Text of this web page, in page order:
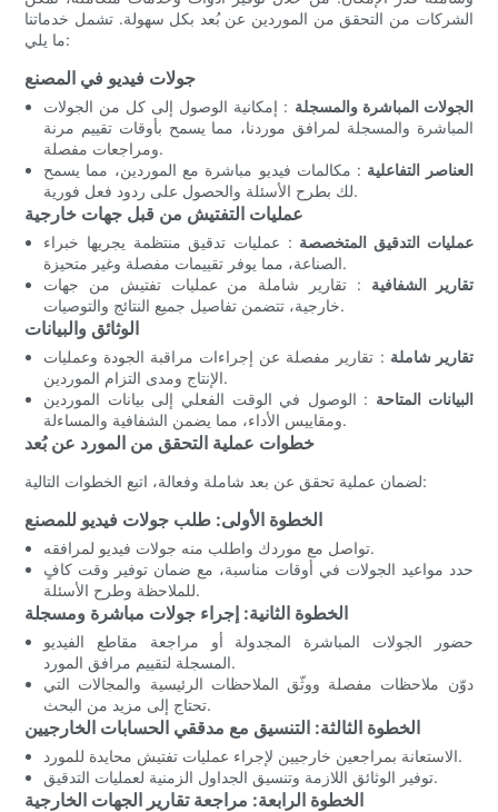
الشركات من التحقق من الموردين عن بُعد بكل سهولة. تشمل خدماتنا
ما يلي:
جولات فيديو في المصنع
الجولات المباشرة والمسجلة : إمكانية الوصول إلى كل من الجولات
المباشرة والمسجلة لمرافق موردنا، مما يسمح بأوقات تقييم مرنة
ومراجعات مفصلة.
العناصر التفاعلية : مكالمات فيديو مباشرة مع الموردين، مما يسمح
لك بطرح الأسئلة والحصول على ردود فعل فورية.
عمليات التفتيش من قبل جهات خارجية
عمليات التدقيق المتخصصة : عمليات تدقيق منتظمة يجريها خبراء
الصناعة، مما يوفر تقييمات مفصلة وغير متحيزة.
تقارير الشفافية : تقارير شاملة من عمليات تفتيش من جهات
خارجية، تتضمن تفاصيل جميع النتائج والتوصيات.
الوثائق والبيانات
تقارير شاملة : تقارير مفصلة عن إجراءات مراقبة الجودة وعمليات
الإنتاج ومدى التزام الموردين.
البيانات المتاحة : الوصول في الوقت الفعلي إلى بيانات الموردين
ومقاييس الأداء، مما يضمن الشفافية والمساءلة.
خطوات عملية التحقق من المورد عن بُعد
لضمان عملية تحقق عن بعد شاملة وفعالة، اتبع الخطوات التالية:
الخطوة الأولى: طلب جولات فيديو للمصنع
تواصل مع موردك واطلب منه جولات فيديو لمرافقه.
حدد مواعيد الجولات في أوقات مناسبة، مع ضمان توفير وقت كافٍ
للملاحظة وطرح الأسئلة.
الخطوة الثانية: إجراء جولات مباشرة ومسجلة
حضور الجولات المباشرة المجدولة أو مراجعة مقاطع الفيديو
المسجلة لتقييم مرافق المورد.
دوّن ملاحظات مفصلة ووثّق الملاحظات الرئيسية والمجالات التي
تحتاج إلى مزيد من البحث.
الخطوة الثالثة: التنسيق مع مدققي الحسابات الخارجيين
الاستعانة بمراجعين خارجيين لإجراء عمليات تفتيش محايدة للمورد.
توفير الوثائق اللازمة وتنسيق الجداول الزمنية لعمليات التدقيق.
الخطوة الرابعة: مراجعة تقارير الجهات الخارجية